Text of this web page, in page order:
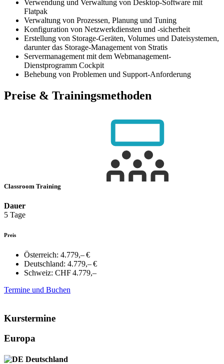
Verwendung und Verwaltung von Desktop-Software mit
Flatpak
Verwaltung von Prozessen, Planung und Tuning
Konfiguration von Netzwerkdiensten und -sicherheit
Erstellung von Storage-Geräten, Volumes und Dateisystemen,
darunter das Storage-Management von Stratis
Servermanagement mit dem Webmanagement-
Dienstprogramm Cockpit
Behebung von Problemen und Support-Anforderung
Preise & Trainingsmethoden
Classroom Training
Dauer
5 Tage
Preis
Österreich: 4.779,– €
Deutschland: 4.779,– €
Schweiz: CHF 4.779,–
Termine und Buchen
Kurstermine
Europa
Deutschland